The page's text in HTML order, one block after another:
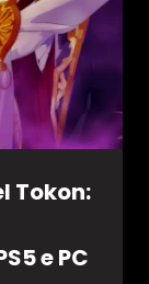
Tokon:
e PC